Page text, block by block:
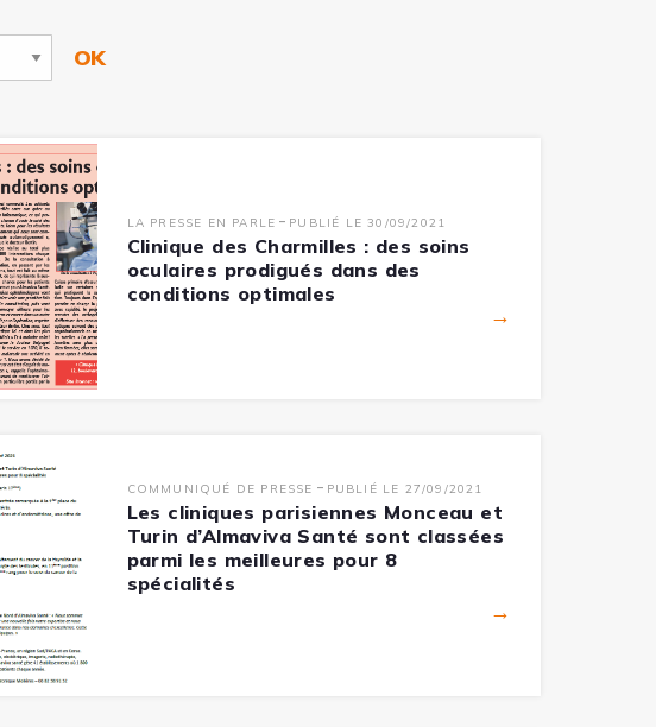
LA PRESSE EN PARLE - PUBLIÉ LE 30/09/2021
Clinique des Charmilles : des soins
oculaires prodigués dans des
conditions optimales
→
COMMUNIQUÉ DE PRESSE - PUBLIÉ LE 27/09/2021
Les cliniques parisiennes Monceau et
Turin d’Almaviva Santé sont classées
parmi les meilleures pour 8
spécialités
→